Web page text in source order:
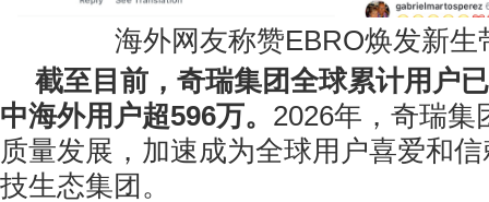
海外网友称赞EBRO焕发新生
截至目前，奇瑞集团全球累计用户
中海外用户超596万。 2026年，奇瑞集
质量发展，加速成为全球用户喜爱和
技生态集团。